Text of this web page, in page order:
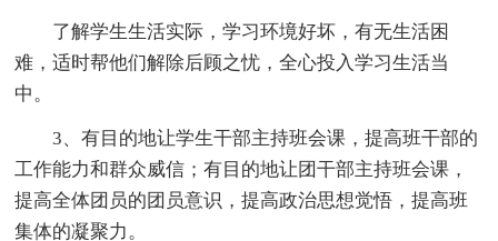
了解学生生活实际，学习环境好坏，有无生活困
难，适时帮他们解除后顾之忧，全心投入学习生活当
中。
3、有目的地让学生干部主持班会课，提高班干部的
工作能力和群众威信；有目的地让团干部主持班会课，
提高全体团员的团员意识，提高政治思想觉悟，提高班
集体的凝聚力。